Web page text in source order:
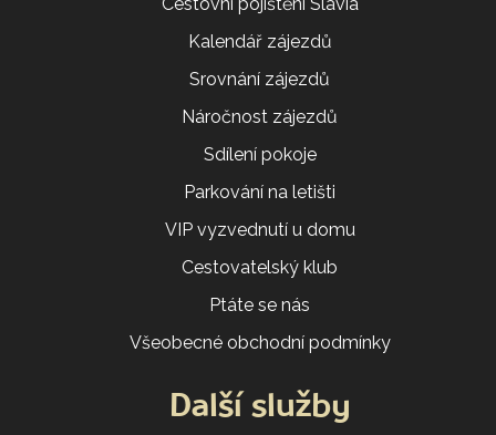
Kalendář zájezdů
Srovnání zájezdů
Náročnost zájezdů
Sdílení pokoje
Parkování na letišti
VIP vyzvednutí u domu
Cestovatelský klub
Ptáte se nás
Všeobecné obchodní podmínky
Další služby